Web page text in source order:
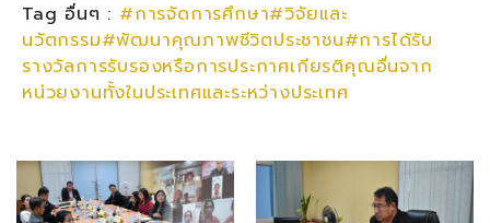
Tag อื่นๆ : #การจัดการศึกษา#วิจัยและ
นวัตกรรม#พัฒนาคุณภาพชีวิตประชาชน#การได้รับ
รางวัลการรับรองหรือการประกาศเกียรติคุณอื่นจาก
หน่วยงานทั้งในประเทศและระหว่างประเทศ